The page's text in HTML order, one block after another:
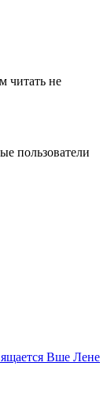
читать не
пользователи
Вше Лене